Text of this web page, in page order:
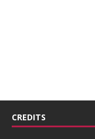
CREDITS